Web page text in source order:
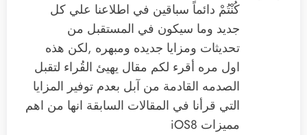
كُنْتُمْ دائماً سباقين في اطلاعنا علي كل
جديد وما سيكون في المستقبل من
تحديثات ومزايا جديده ومبهره ,لكن هذه
اول مره أقرء لكم مقال يهيئ القُراء لتقبل
الصدمه القادمة من آبل بعدم توفير المزايا
التي قرأنا في المقالات السابقة انها من اهم
مميزات iOS8